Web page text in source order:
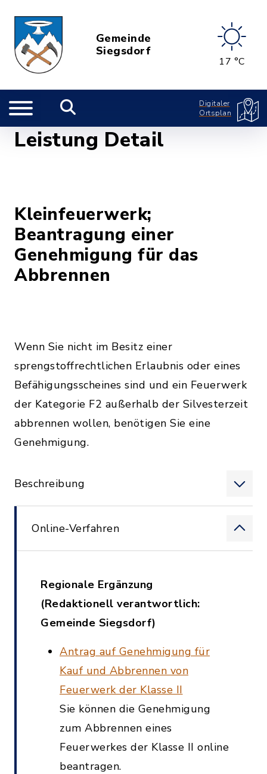
Gemeinde
Siegsdorf
17 °C
Digitaler
Ortsplan
Leistung Detail
Kleinfeuerwerk;
Beantragung einer
Genehmigung für das
Abbrennen
Wenn Sie nicht im Besitz einer
sprengstoffrechtlichen Erlaubnis oder eines
Befähigungsscheines sind und ein Feuerwerk
der Kategorie F2 außerhalb der Silvesterzeit
abbrennen wollen, benötigen Sie eine
Genehmigung.
Beschreibung
Online-Verfahren
Regionale Ergänzung
(Redaktionell verantwortlich:
Gemeinde Siegsdorf)
Antrag auf Genehmigung für
Kauf und Abbrennen von
Feuerwerk der Klasse II
Sie können die Genehmigung
zum Abbrennen eines
Feuerwerkes der Klasse II online
beantragen.